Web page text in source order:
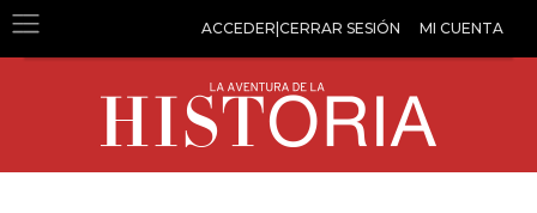
ACCEDER|CERRAR SESIÓN MI CUENTA